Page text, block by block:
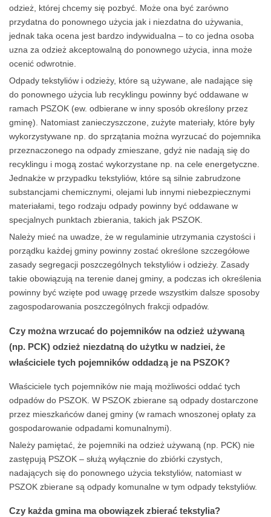
odzież, której chcemy się pozbyć. Może ona być zarówno
przydatna do ponownego użycia jak i niezdatna do używania,
jednak taka ocena jest bardzo indywidualna – to co jedna osoba
uzna za odzież akceptowalną do ponownego użycia, inna może
ocenić odwrotnie.
Odpady tekstyliów i odzieży, które są używane, ale nadające się
do ponownego użycia lub recyklingu powinny być oddawane w
ramach PSZOK (ew. odbierane w inny sposób określony przez
gminę). Natomiast zanieczyszczone, zużyte materiały, które były
wykorzystywane np. do sprzątania można wyrzucać do pojemnika
przeznaczonego na odpady zmieszane, gdyż nie nadają się do
recyklingu i mogą zostać wykorzystane np. na cele energetyczne.
Jednakże w przypadku tekstyliów, które są silnie zabrudzone
substancjami chemicznymi, olejami lub innymi niebezpiecznymi
materiałami, tego rodzaju odpady powinny być oddawane w
specjalnych punktach zbierania, takich jak PSZOK.
Należy mieć na uwadze, że w regulaminie utrzymania czystości i
porządku każdej gminy powinny zostać określone szczegółowe
zasady segregacji poszczególnych tekstyliów i odzieży. Zasady
takie obowiązują na terenie danej gminy, a podczas ich określenia
powinny być wzięte pod uwagę przede wszystkim dalsze sposoby
zagospodarowania poszczególnych frakcji odpadów.
Czy można wrzucać do pojemników na odzież używaną
(np. PCK) odzież niezdatną do użytku w nadziei, że
właściciele tych pojemników oddadzą je na PSZOK?
Właściciele tych pojemników nie mają możliwości oddać tych
odpadów do PSZOK. W PSZOK zbierane są odpady dostarczone
przez mieszkańców danej gminy (w ramach wnoszonej opłaty za
gospodarowanie odpadami komunalnymi).
Należy pamiętać, że pojemniki na odzież używaną (np. PCK) nie
zastępują PSZOK – służą wyłącznie do zbiórki czystych,
nadających się do ponownego użycia tekstyliów, natomiast w
PSZOK zbierane są odpady komunalne w tym odpady tekstyliów.
Czy każda gmina ma obowiązek zbierać tekstylia?